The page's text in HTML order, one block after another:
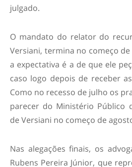
julgado.
O mandato do relator do
Versiani, termina no começo
a expectativa é a de que ele
caso logo depois de receber
Como no recesso de julho os
parecer do Ministério Público
de Versiani no começo de
Nas alegações finais, os
Rubens Pereira Júnior, que